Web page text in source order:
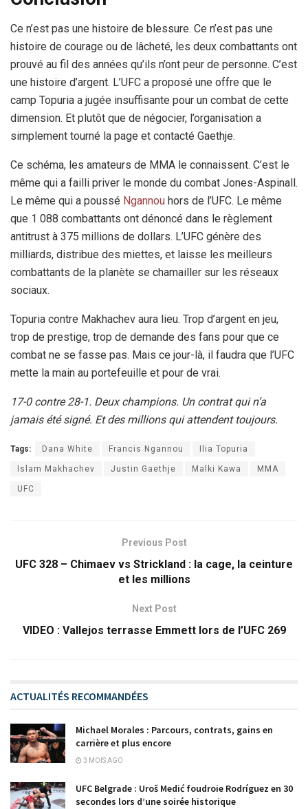
Ce n’est pas une histoire de blessure. Ce n’est pas une
histoire de courage ou de lâcheté, les deux combattants ont
prouvé au fil des années qu’ils n’ont peur de personne. C’est
une histoire d’argent. L’UFC a proposé une offre que le
camp Topuria a jugée insuffisante pour un combat de cette
dimension. Et plutôt que de négocier, l’organisation a
simplement tourné la page et contacté Gaethje.
Ce schéma, les amateurs de MMA le connaissent. C’est le
même qui a failli priver le monde du combat Jones-Aspinall.
Le même qui a poussé Ngannou hors de l’UFC. Le même
que 1 088 combattants ont dénoncé dans le règlement
antitrust à 375 millions de dollars. L’UFC génère des
milliards, distribue des miettes, et laisse les meilleurs
combattants de la planète se chamailler sur les réseaux
sociaux.
Topuria contre Makhachev aura lieu. Trop d’argent en jeu,
trop de prestige, trop de demande des fans pour que ce
combat ne se fasse pas. Mais ce jour-là, il faudra que l’UFC
mette la main au portefeuille et pour de vrai.
17-0 contre 28-1. Deux champions. Un contrat qui n’a
jamais été signé. Et des millions qui attendent toujours.
Tags: Dana White Francis Ngannou Ilia Topuria
Islam Makhachev Justin Gaethje Malki Kawa MMA
UFC
Previous Post
UFC 328 – Chimaev vs Strickland : la cage, la ceinture
et les millions
Next Post
VIDEO : Vallejos terrasse Emmett lors de l’UFC 269
ACTUALITÉS RECOMMANDÉES
Michael Morales : Parcours, contrats, gains en
carrière et plus encore
3 MOIS AGO
UFC Belgrade : Uroš Medić foudroie Rodríguez en 30
secondes lors d’une soirée historique